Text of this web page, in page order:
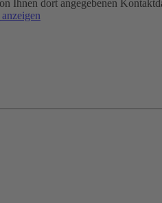
Ihnen dort angegebenen